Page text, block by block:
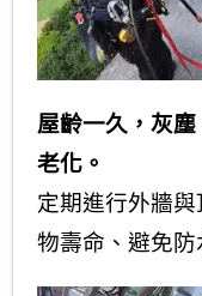
屋齡一久，灰
老化。
定期進行外牆
物壽命、避免防